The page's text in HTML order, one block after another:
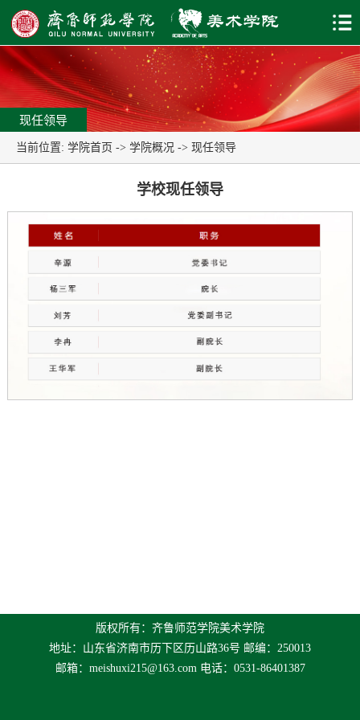
现任领导
当前位置: 学院首页 -> 学院概况 -> 现任领导
学校现任领导
版权所有：齐鲁师范学院美术学院
地址：山东省济南市历下区历山路36号 邮编：250013
邮箱： meishuxi215@163.com电话：0531-86401387